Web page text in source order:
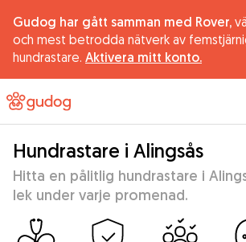
Gudog har gått samman med Rover,
och mest betrodda nätverk av
hundrastare. Aktivera mitt konto.
Hundrastare i Alingsås
Hitta en pålitlig hundrastare i
lek under varje promenad.